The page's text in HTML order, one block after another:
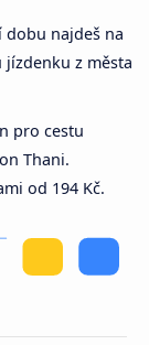
dobu najdeš na
z města
pro cestu
Thani.
od 194 Kč.